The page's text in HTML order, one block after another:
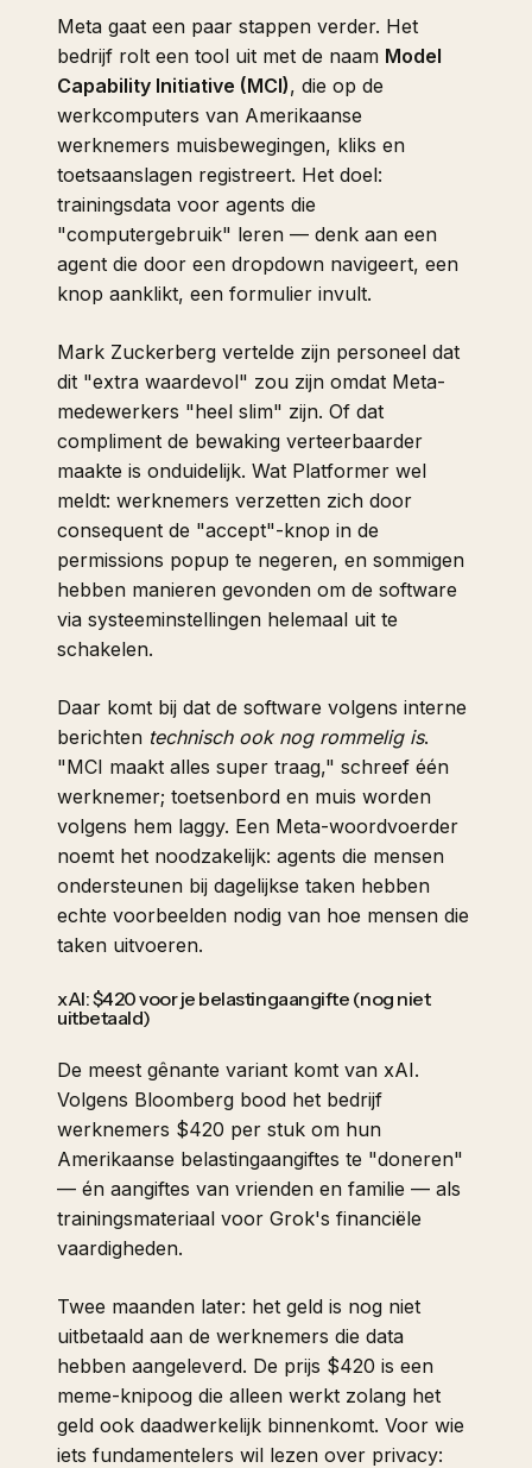
Meta gaat een paar stappen verder. Het
bedrijf rolt een tool uit met de naam Model
Capability Initiative (MCI), die op de
werkcomputers van Amerikaanse
werknemers muisbewegingen, kliks en
toetsaanslagen registreert. Het doel:
trainingsdata voor agents die
"computergebruik" leren — denk aan een
agent die door een dropdown navigeert, een
knop aanklikt, een formulier invult.
Mark Zuckerberg vertelde zijn personeel dat
dit "extra waardevol" zou zijn omdat Meta-
medewerkers "heel slim" zijn. Of dat
compliment de bewaking verteerbaarder
maakte is onduidelijk. Wat Platformer wel
meldt: werknemers verzetten zich door
consequent de "accept"-knop in de
permissions popup te negeren, en sommigen
hebben manieren gevonden om de software
via systeeminstellingen helemaal uit te
schakelen.
Daar komt bij dat de software volgens interne
berichten technisch ook nog rommelig is.
"MCI maakt alles super traag," schreef één
werknemer; toetsenbord en muis worden
volgens hem laggy. Een Meta-woordvoerder
noemt het noodzakelijk: agents die mensen
ondersteunen bij dagelijkse taken hebben
echte voorbeelden nodig van hoe mensen die
taken uitvoeren.
xAI: $420 voor je belastingaangifte (nog niet
uitbetaald)
De meest gênante variant komt van xAI.
Volgens Bloomberg bood het bedrijf
werknemers $420 per stuk om hun
Amerikaanse belastingaangiftes te "doneren"
— én aangiftes van vrienden en familie — als
trainingsmateriaal voor Grok's financiële
vaardigheden.
Twee maanden later: het geld is nog niet
uitbetaald aan de werknemers die data
hebben aangeleverd. De prijs $420 is een
meme-knipoog die alleen werkt zolang het
geld ook daadwerkelijk binnenkomt. Voor wie
iets fundamentelers wil lezen over privacy: